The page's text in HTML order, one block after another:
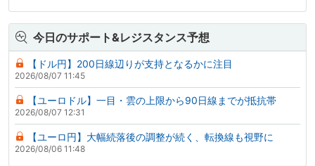
今日のサポート&レジスタンス予想
【ドル円】200日線辺りが支持となるかに注目
2026/08/07 11:45
【ユーロドル】一目・雲の上限から90日線までが抵抗帯
2026/08/07 12:31
【ユーロ円】大幅続落後の調整が続く、転換線も視野に
2026/08/06 11:48